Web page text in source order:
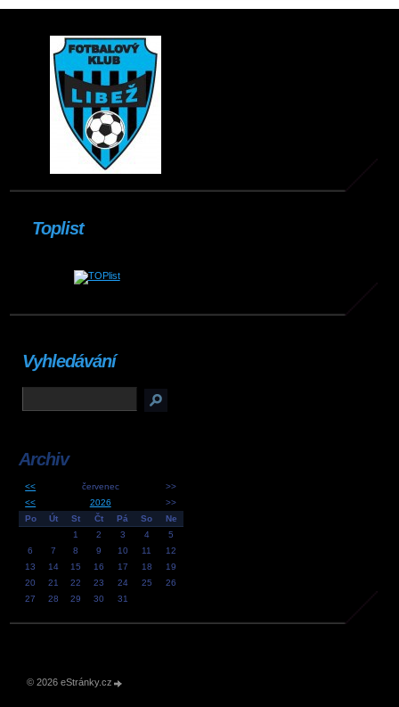
Toplist
Vyhledávání
Archiv
<< červenec
>>
<<
2026
>>
Po
Út St Čt Pá So
Ne
1
2 3 4
5
6
7 8 9 10 11
12
13
14 15 16 17 18
19
20
21 22 23 24 25
26
27
28 29 30 31
© 2026 eStránky.cz